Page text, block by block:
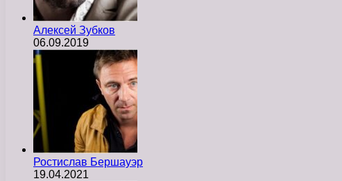
Алексей Зубков
06.09.2019
Ростислав Бершауэр
19.04.2021